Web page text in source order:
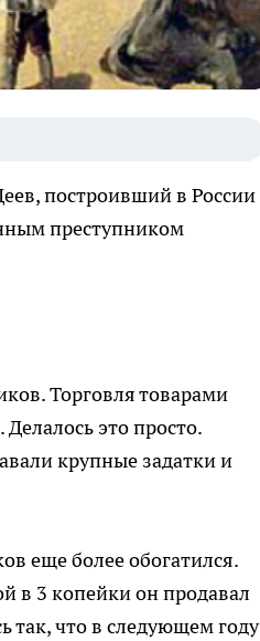
построивший в России
преступником
Торговля товарами
это просто.
крупные задатки и
еще более обогатился.
в 3 копейки он продавал
так, что в следующем году